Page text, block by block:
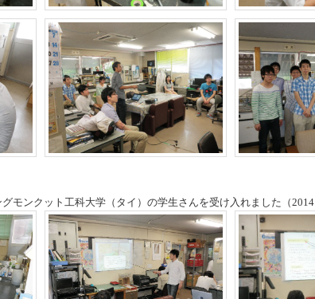
モンクット工科大学（タイ）の学生さんを受け入れました（